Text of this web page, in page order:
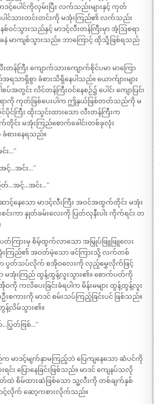
ာဒင့်ပေါင်ကိုလှမ်းပြီး လက်သည်းများနှင့် ကုတ်
ါင်သားတင်းတင်းကို မအုံးကြည်၏ လက်သည်း
နစ်ဝင်သွားသည်နှင့် မာဒင့်လီးတန်ကြီးမှာ အံ့ဩစရာ
ခနဲ မာကျစ်သွားသည်။ ဘာကြောင့် ထိုသို့ဖြစ်ရသည်
န်ကြီး ကျောက်သားကျောက်စိုင်ပမာ မာကြော
ရသာရှိစွာ ခံစားသိရှိနေပါသည်။ ယောက်ျားများ
အတွင်း လိင်တန်ကြီးဝင်နေစဉ်၌ ပေါင်၊ ကျောပြင်၊
ရာကို ကုတ်ခြစ်ပေးပါက ဤနှယ်ဖြစ်တတ်သည်ကို မ
ပိုင်ကြီး ထိုးသွင်းထားသော လီးတန်ကြီးက
င်း မအုံးကြည်စောက်ခေါင်းတစ်ခုလုံး
ားနေရသည်။
း…”
င့်…အင်း…”
တ်…အင့်…အင်း…”
ောင့်နေသော မာဒင့်လီးကြီး အဝင်အထွက်တိုင်း မအုံး
င်းကာ နှုတ်ခမ်းလေးကို ပြတ်လုနီးပါး ကိုက်ရင်း တ
တ်ကြားမှ စိမ့်ထွက်လာသော အမြှုပ်ဖြူဖြူလေး
အုံးကြည်၏ အဝတ်မဲ့သော ဖင်ကြားသို့ လက်တစ်
ယာ ပွတ်သပ်လိုက် စအိုဝလေးကို လှည့်မွှေလိုက်ဖြင့်
မအုံးကြည် ထွန့်ထွန့်လူးသွား၏။ စောက်ပတ်ကို
ကလိပေးခြင်းခံရပါက မိန်းမများ ထွန့်ထွန့်လူး
ားကို မာဒင် စမ်းသပ်ကြည့်ခြင်းပင် ဖြစ်သည်။
လိမ်သွား၏။
ပြွတ်ဗြစ်…”
မာဒင့်မျက်နှာမကြည့်ဘဲ ပြေကျနေသော ဆံပင်ကို
င်း ပြောနေခြင်းဖြစ်သည်။ မာဒင် ကျေနပ်သလို
တ်ထဲ စိမ်ထားဆဲဖြစ်သော သူ့လီးကို တစ်ချက်နှစ်
င့်လိုက် ဆော့ကစားလိုက်သည်။